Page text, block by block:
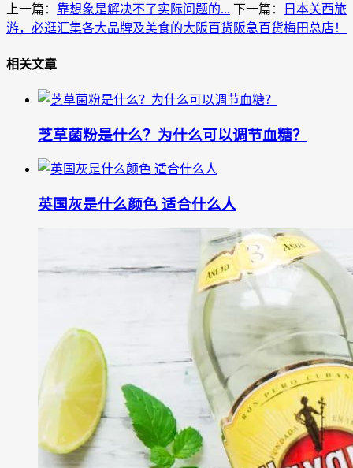
上一篇： 靠想象是解决不了实际问题的... 下一篇：
日本关西旅
游，必逛汇集各大品牌及美食的大阪百货阪急百货梅田总店！
相关文章
芝草菌粉是什么？为什么可以调节血糖？
英国灰是什么颜色 适合什么人